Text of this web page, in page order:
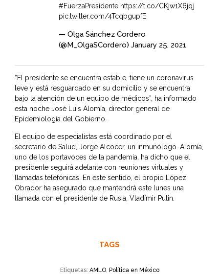
#FuerzaPresidente https://t.co/CKjw1X6jqj
pic.twitter.com/4TcqbgupfE
— Olga Sánchez Cordero
(@M_OlgaSCordero) January 25, 2021
“El presidente se encuentra estable, tiene un coronavirus
leve y está resguardado en su domicilio y se encuentra
bajo la atención de un equipo de médicos”, ha informado
esta noche José Luis Alomía, director general de
Epidemiología del Gobierno.
El equipo de especialistas está coordinado por el
secretario de Salud, Jorge Alcocer, un inmunólogo. Alomía,
uno de los portavoces de la pandemia, ha dicho que el
presidente seguirá adelante con reuniones virtuales y
llamadas telefónicas. En este sentido, el propio López
Obrador ha asegurado que mantendrá este lunes una
llamada con el presidente de Rusia, Vladímir Putin.
TAGS
Etiquetas: AMLO, Política en México